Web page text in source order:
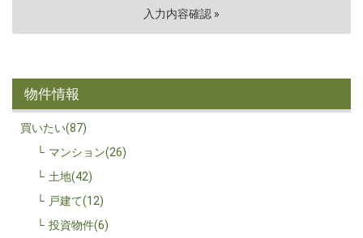
物件情報
買いたい(87)
マンション(26)
土地(42)
戸建て(12)
投資物件(6)